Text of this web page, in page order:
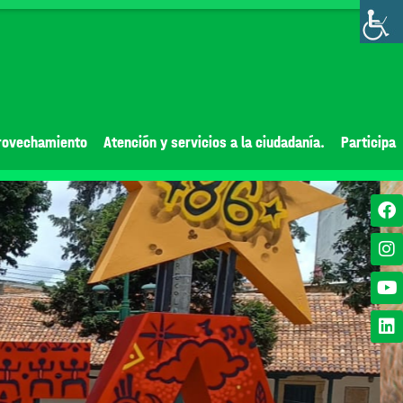
Atención y servicios a la ciudadanía. Participa